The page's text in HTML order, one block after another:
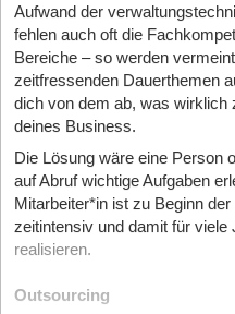
Aufwand der
fehlen auch oft die
Bereiche – so werden
zeitfressenden Dauerthemen
dich von dem ab, was wirklich
deines Business.
Die Lösung wäre eine Person
auf Abruf wichtige Aufgaben
Mitarbeiter*in ist zu Beginn
zeitintensiv und damit für viele
realisieren.
Outsourcing